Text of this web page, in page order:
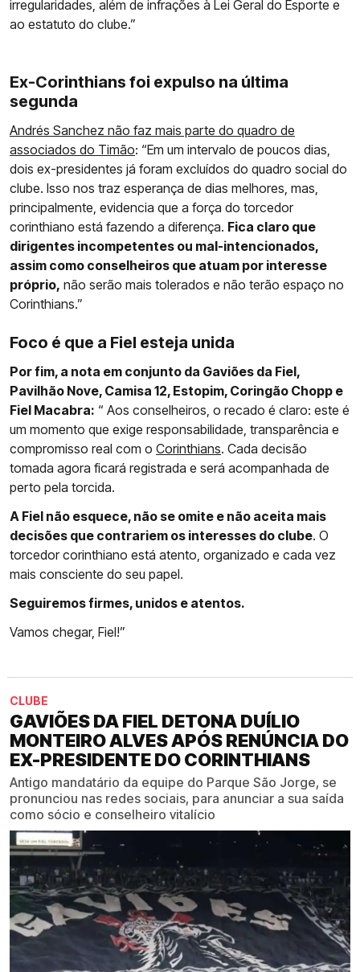
irregularidades, além de infrações à Lei Geral do Esporte e
ao estatuto do clube.”
Ex-Corinthians foi expulso na última
segunda
Andrés Sanchez não faz mais parte do quadro de
associados do Timão: “Em um intervalo de poucos dias,
dois ex-presidentes já foram excluídos do quadro social do
clube. Isso nos traz esperança de dias melhores, mas,
principalmente, evidencia que a força do torcedor
corinthiano está fazendo a diferença. Fica claro que
dirigentes incompetentes ou mal-intencionados,
assim como conselheiros que atuam por interesse
próprio, não serão mais tolerados e não terão espaço no
Corinthians.”
Foco é que a Fiel esteja unida
Por fim, a nota em conjunto da Gaviões da Fiel,
Pavilhão Nove, Camisa 12, Estopim, Coringão Chopp e
Fiel Macabra: “ Aos conselheiros, o recado é claro: este é
um momento que exige responsabilidade, transparência e
compromisso real com o Corinthians. Cada decisão
tomada agora ficará registrada e será acompanhada de
perto pela torcida.
A Fiel não esquece, não se omite e não aceita mais
decisões que contrariem os interesses do clube. O
torcedor corinthiano está atento, organizado e cada vez
mais consciente do seu papel.
Seguiremos firmes, unidos e atentos.
Vamos chegar, Fiel!”
CLUBE
GAVIÕES DA FIEL DETONA DUÍLIO
MONTEIRO ALVES APÓS RENÚNCIA DO
EX-PRESIDENTE DO CORINTHIANS
Antigo mandatário da equipe do Parque São Jorge, se
pronunciou nas redes sociais, para anunciar a sua saída
como sócio e conselheiro vitalício